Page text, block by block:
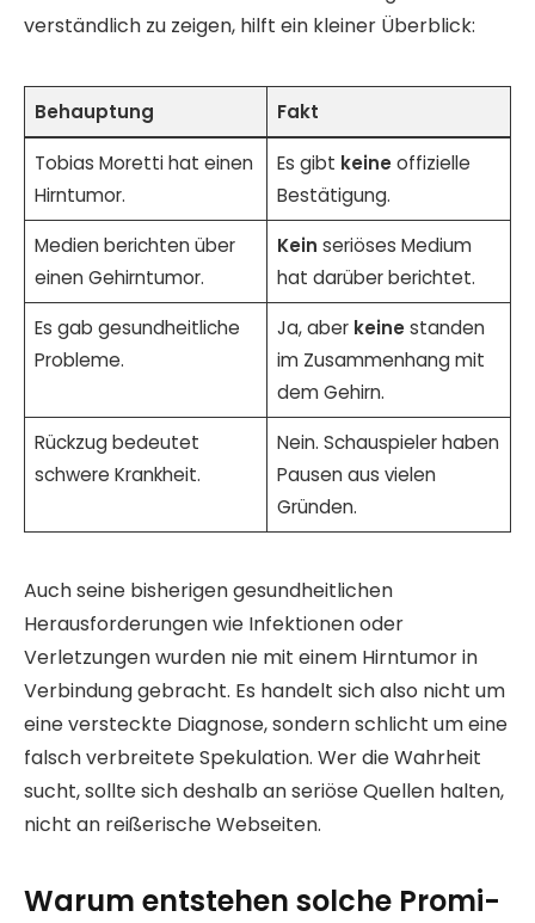
verständlich zu zeigen, hilft ein kleiner Überblick:
Behauptung Fakt
Tobias Moretti hat einen
Hirntumor.
Es gibt keineoffizielle
Bestätigung.
Medien berichten über
einen Gehirntumor.
Kein seriöses Medium
hat darüber berichtet.
Es gab gesundheitliche
Probleme.
Ja, aber keinestanden
im Zusammenhang mit
dem Gehirn.
Rückzug bedeutet
schwere Krankheit.
Nein. Schauspieler haben
Pausen aus vielen
Gründen.
Auch seine bisherigen gesundheitlichen
Herausforderungen wie Infektionen oder
Verletzungen wurden nie mit einem Hirntumor in
Verbindung gebracht. Es handelt sich also nicht um
eine versteckte Diagnose, sondern schlicht um eine
falsch verbreitete Spekulation. Wer die Wahrheit
sucht, sollte sich deshalb an seriöse Quellen halten,
nicht an reißerische Webseiten.
Warum entstehen solche Promi-